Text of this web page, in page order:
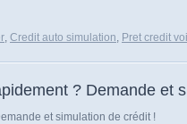
, Credit auto simulation, Pret credit
? Demande et
et simulation de crédit !